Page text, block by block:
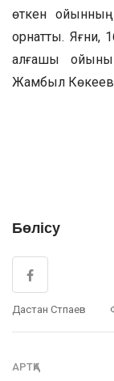
өткен
орнатты. Яғни,
алғашқы
Жамбыл
Бөлісу
Дастан Сәтпаев
АРТҚА